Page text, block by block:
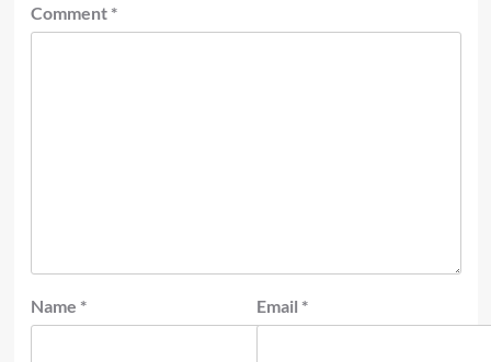
Comment *
Name * Email *